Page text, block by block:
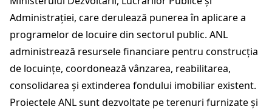
Administrației, care derulează punerea în aplicare a
programelor de locuire din sectorul public. ANL
administrează resursele financiare pentru construcţia
de locuinţe, coordonează vânzarea, reabilitarea,
consolidarea şi extinderea fondului imobiliar existent.
Proiectele ANL sunt dezvoltate pe terenuri furnizate şi